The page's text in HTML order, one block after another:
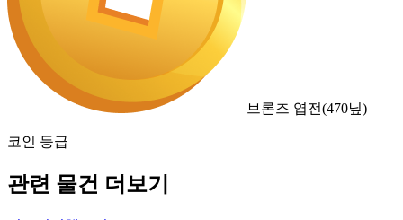
브론즈 엽전(470닢)
코인 등급
관련 물건 더보기